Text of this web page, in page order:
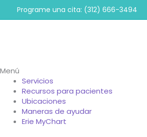
Programe una cita: (312) 666-3494
Menú
Servicios
Recursos para pacientes
Ubicaciones
Maneras de ayudar
Erie MyChart